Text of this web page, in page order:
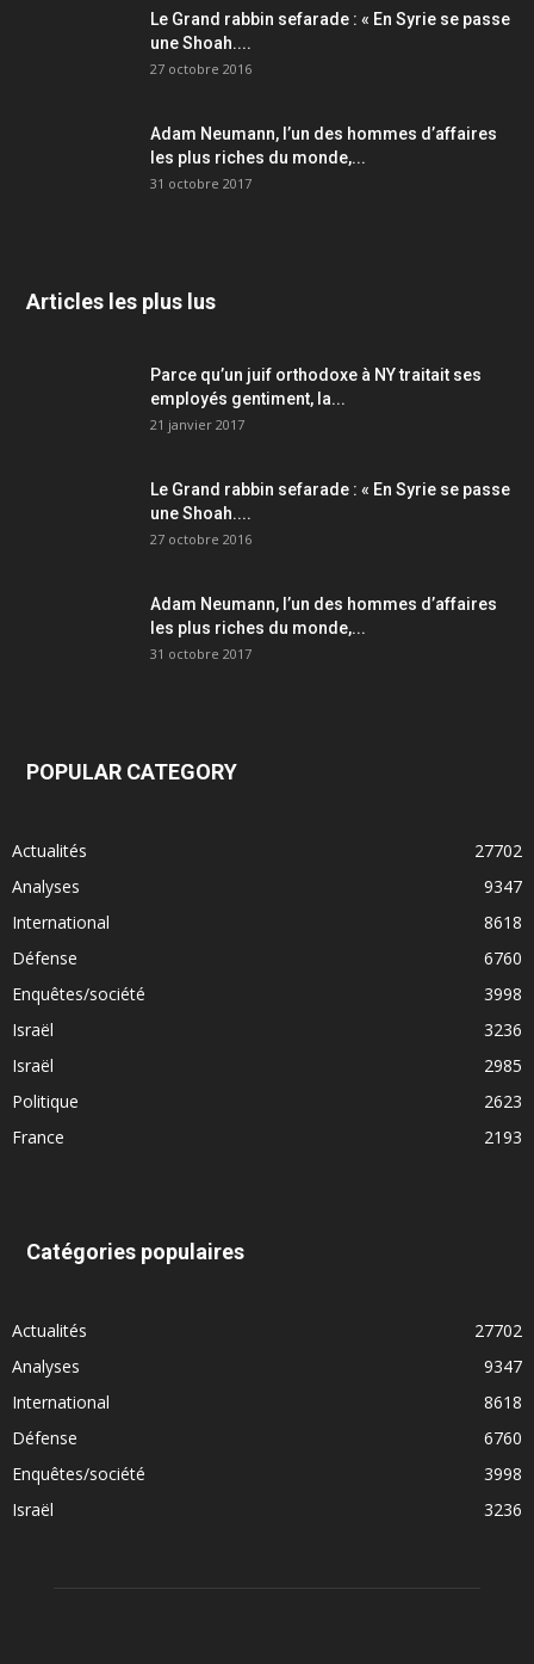
Le Grand rabbin sefarade : « En Syrie se passe
une Shoah....
27 octobre 2016
Adam Neumann, l’un des hommes d’affaires
les plus riches du monde,...
31 octobre 2017
Articles les plus lus
Parce qu’un juif orthodoxe à NY traitait ses
employés gentiment, la...
21 janvier 2017
Le Grand rabbin sefarade : « En Syrie se passe
une Shoah....
27 octobre 2016
Adam Neumann, l’un des hommes d’affaires
les plus riches du monde,...
31 octobre 2017
POPULAR CATEGORY
Actualités
27702
Analyses
9347
International
8618
Défense
6760
Enquêtes/société
3998
Israël
3236
Israël
2985
Politique
2623
France
2193
Catégories populaires
Actualités
27702
Analyses
9347
International
8618
Défense
6760
Enquêtes/société
3998
Israël
3236